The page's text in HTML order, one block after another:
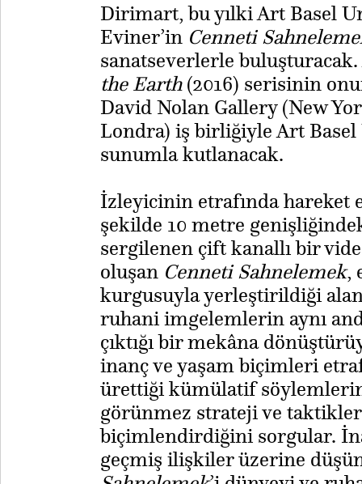
Dirimart, bu yılki Art Basel
Eviner’in Cenneti
sanatseverlerle buluşturacak.
the Earth(2016) serisinin
David Nolan Gallery (New
Londra) iş birliğiyle Art
sunumla kutlanacak.
İzleyicinin etrafında hareket
şekilde 10 metre
sergilenen çift kanallı bir
oluşan Cenneti Sahnelemek,
kurgusuyla yerleştirildiği
ruhani imgelemlerin aynı
çıktığı bir mekâna
inanç ve yaşam biçimleri
ürettiği kümülatif
görünmez strateji ve taktikler
biçimlendirdiğini sorgular.
geçmiş ilişkiler üzerine